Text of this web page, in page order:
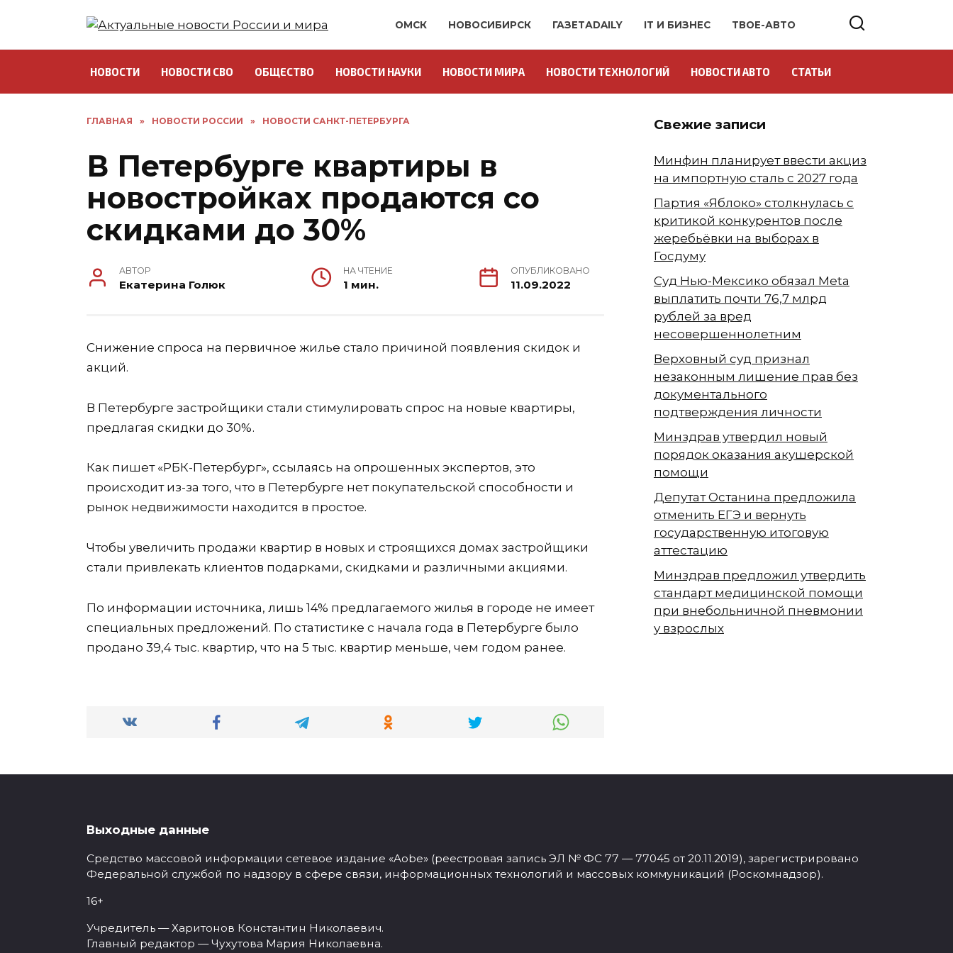
ОМСК НОВОСИБИРСК ГАЗЕТАDAILY IT И БИЗНЕС ТВОЕ-АВТО
НОВОСТИ НОВОСТИ СВО ОБЩЕСТВО НОВОСТИ НАУКИ НОВОСТИ МИРА НОВОСТИ ТЕХНОЛОГИЙ НОВОСТИ АВТО СТАТЬИ
ГЛАВНАЯ » НОВОСТИ РОССИИ » НОВОСТИ САНКТ-ПЕТЕРБУРГА
В Петербурге квартиры в
новостройках продаются со
скидками до 30%
АВТОР
Екатерина Голюк
НА ЧТЕНИЕ
1 мин.
ОПУБЛИКОВАНО
11.09.2022
Снижение спроса на первичное жилье стало причиной появления скидок и
акций.
В Петербурге застройщики стали стимулировать спрос на новые квартиры,
предлагая скидки до 30%.
Как пишет «РБК-Петербург», ссылаясь на опрошенных экспертов, это
происходит из-за того, что в Петербурге нет покупательской способности и
рынок недвижимости находится в простое.
Чтобы увеличить продажи квартир в новых и строящихся домах застройщики
стали привлекать клиентов подарками, скидками и различными акциями.
По информации источника, лишь 14% предлагаемого жилья в городе не имеет
специальных предложений. По статистике с начала года в Петербурге было
продано 39,4 тыс. квартир, что на 5 тыс. квартир меньше, чем годом ранее.
Свежие записи
Минфин планирует ввести акциз
на импортную сталь с 2027 года
Партия «Яблоко» столкнулась с
критикой конкурентов после
жеребьёвки на выборах в
Госдуму
Суд Нью-Мексико обязал Meta
выплатить почти 76,7 млрд
рублей за вред
несовершеннолетним
Верховный суд признал
незаконным лишение прав без
документального
подтверждения личности
Минздрав утвердил новый
порядок оказания акушерской
помощи
Депутат Останина предложила
отменить ЕГЭ и вернуть
государственную итоговую
аттестацию
Минздрав предложил утвердить
стандарт медицинской помощи
при внебольничной пневмонии
у взрослых
Выходные данные
Средство массовой информации сетевое издание «Aobe» (реестровая запись ЭЛ № ФС 77 — 77045 от 20.11.2019), зарегистрировано
Федеральной службой по надзору в сфере связи, информационных технологий и массовых коммуникаций (Роскомнадзор).
16+
Учредитель — Харитонов Константин Николаевич.
Главный редактор — Чухутова Мария Николаевна.